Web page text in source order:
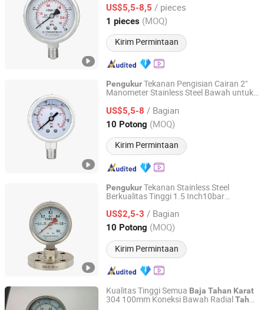
US$5,5-8,5 / pieces
1 pieces (MOQ)
Kirim Permintaan
Zhejiang, China Harga mulai 2024
PengukurTekanan Pengisian Cairan 2"
Manometer Stainless Steel Bawah untuk
US$5,5-8 / Bagian
10 Potong (MOQ)
Kirim Permintaan
Zhejiang Shengdi Instrument Co., Ltd.
Zhejiang, China Harga mulai 2024
PengukurTekanan Stainless Steel
Berkualitas Tinggi 1.5 Inch10bar
US$2,5-3 / Bagian
10 Potong (MOQ)
Kirim Permintaan
Lianli Instrument Technology Co., Ltd.
Zhejiang, China Harga mulai 2025
Kualitas Tinggi Semua Baja Tahan Karat
304 100mm Koneksi Bawah RadialTahan
Yuyao Gongchuang Instrument Co., Ltd.